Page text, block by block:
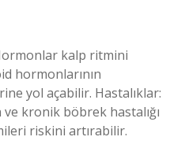
kalp ritmini
hormonlarının
yol açabilir. Hastalıklar:
kronik böbrek hastalığı
riskini artırabilir.